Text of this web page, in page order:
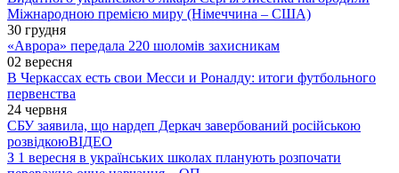
Міжнародною премією миру (Німеччина – США)
30 грудня
«Аврора» передала 220 шоломів захисникам
02 вересня
В Черкассах есть свои Месси и Роналду: итоги футбольного
первенства
24 червня
СБУ заявила, що нардеп Деркач завербований російською
розвідкоюВІДЕО
З 1 вересня в українських школах планують розпочати